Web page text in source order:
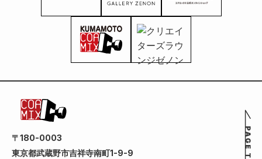
〒180-0003
東京都武蔵野市吉祥寺南町1-9-9